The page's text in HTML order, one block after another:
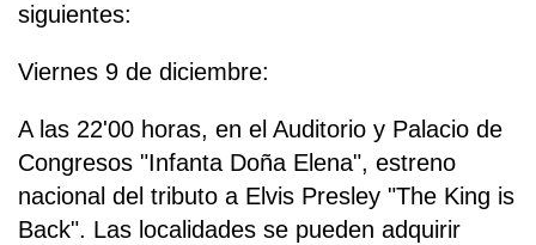
siguientes:
Viernes 9 de diciembre:
A las 22'00 horas, en el Auditorio y Palacio de
Congresos "Infanta Doña Elena", estreno
nacional del tributo a Elvis Presley "The King is
Back". Las localidades se pueden adquirir